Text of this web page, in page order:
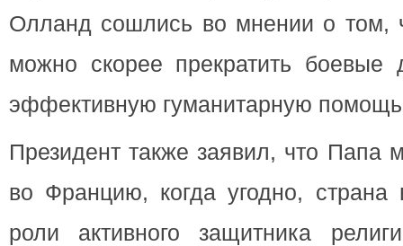
Олланд сошлись во мнении о том,
можно скорее прекратить боевые
эффективную гуманитарную
Президент также заявил, что Папа
во Францию, когда угодно, страна
роли активного защитника